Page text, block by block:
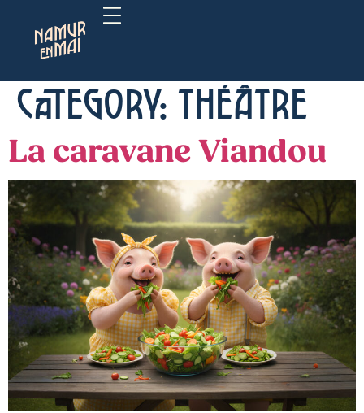
Category: Théâtre
La caravane Viandou